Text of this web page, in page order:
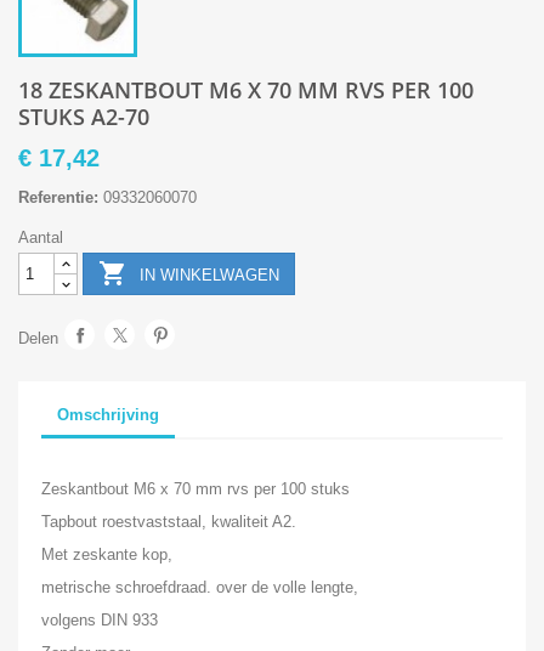
18 ZESKANTBOUT M6 X 70 MM RVS PER 100
STUKS A2-70
€ 17,42
Referentie: 09332060070
Aantal
 IN WINKELWAGEN
Delen
Omschrijving
Zeskantbout M6 x 70 mm rvs per 100 stuks
Tapbout roestvaststaal, kwaliteit A2.
Met zeskante kop,
metrische schroefdraad. over de volle lengte,
volgens DIN 933